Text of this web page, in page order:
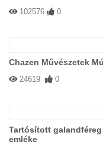
102576 0
Chazen Művészetek
24619 0
Tartósított
emléke